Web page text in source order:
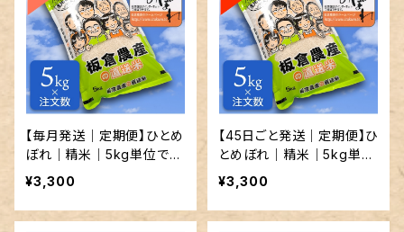
【毎月発送｜定期便】ひとめ
ぼれ｜精米｜5kg単位で発
送
¥3,300
【45日ごと発送｜定期便】ひ
とめぼれ｜精米｜5kg単位
で発送
¥3,300